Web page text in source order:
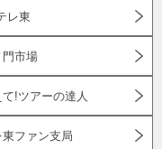
レ東
門市場
て!ツアーの達人
東ファン支局